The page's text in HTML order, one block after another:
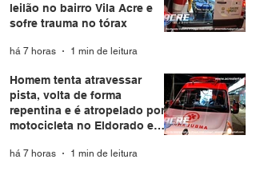
leilão no bairro Vila Acre e
sofre trauma no tórax
há 7 horas 1 min de leitura
Homem tenta atravessar
pista, volta de forma
repentina e é atropelado por
motocicleta no Eldorado em
há 7 horas 1 min de leitura